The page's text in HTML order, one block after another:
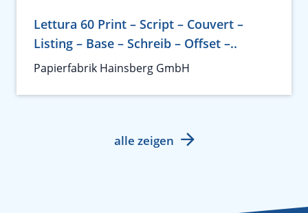
Lettura 60 Print – Script – Couvert –
Listing – Base – Schreib – Offset –..
Papierfabrik Hainsberg GmbH
alle zeigen